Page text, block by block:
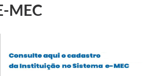
MEC